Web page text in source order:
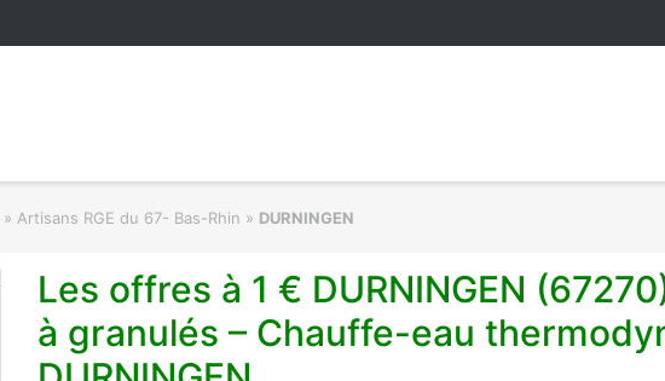
» Artisans RGE du 67- Bas-Rhin » DURNINGEN
Les offres à 1 € DURNINGEN
à granulés – Chauffe-eau